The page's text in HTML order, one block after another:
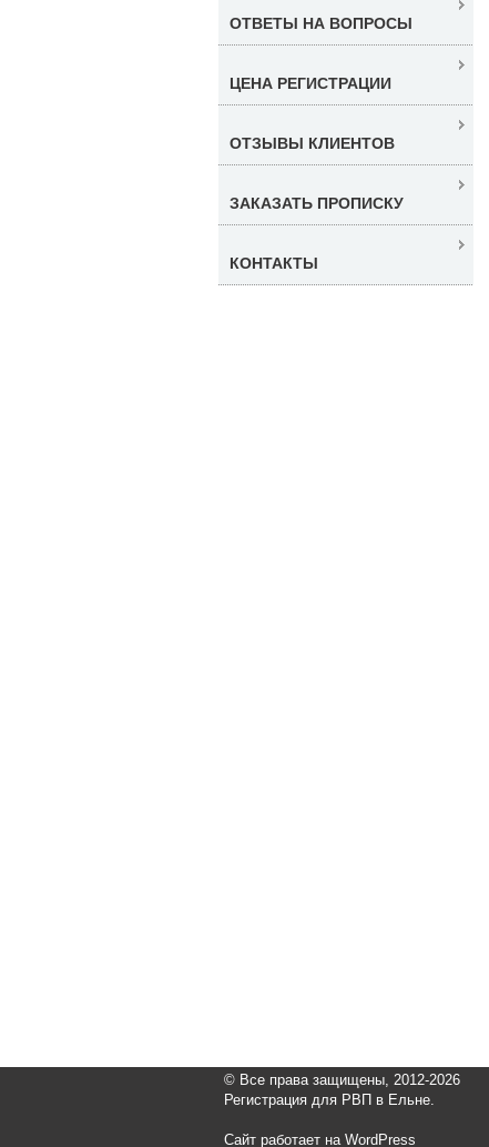
ОТВЕТЫ НА ВОПРОСЫ
ЦЕНА РЕГИСТРАЦИИ
ОТЗЫВЫ КЛИЕНТОВ
ЗАКАЗАТЬ ПРОПИСКУ
КОНТАКТЫ
© Все права защищены, 2012-2026
Регистрация для РВП в Ельне.
Сайт работает на WordPress